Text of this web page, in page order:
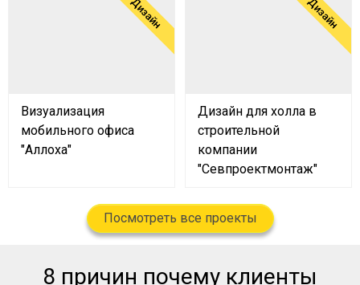
Дизайн
Визуализация
мобильного офиса
"Аллоха"
Дизайн
Дизайн для холла в
строительной
компании
"Севпроектмонтаж"
Посмотреть все проекты
8 причин почему клиенты